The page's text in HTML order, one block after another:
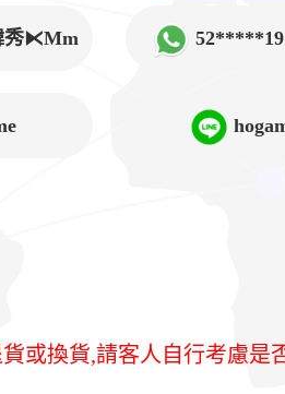
秀⧔Mm
或換貨,請客人自行考慮是